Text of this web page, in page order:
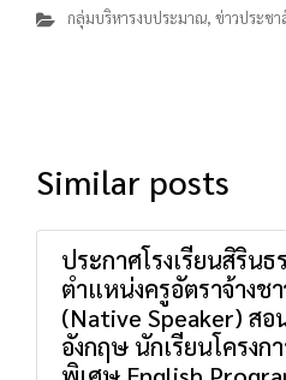
กลุ่มบริหารงบประมาณ, ข่าวประช
Similar posts
ประกาศโรงเรียนสิรินธ
ตำแหน่งครูอัตราจ้างช
(Native Speaker) สอ
อังกฤษ นักเรียนโครงก